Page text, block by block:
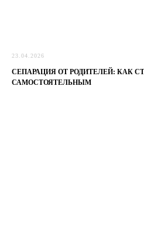
23.04.2026
СЕПАРАЦИЯ ОТ РОДИТЕЛЕЙ: КАК
САМОСТОЯТЕЛЬНЫМ